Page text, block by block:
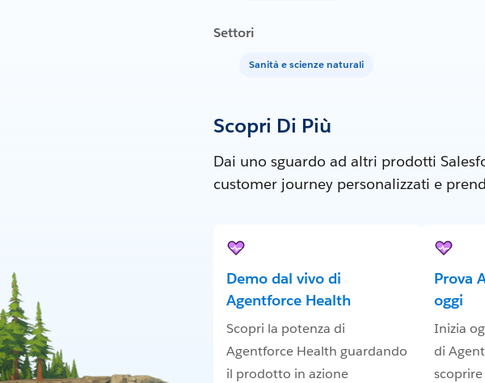
Settori
Sanità e scienze naturali
Scopri Di Più
Dai uno sguardo ad altri prodotti
customer journey personalizzati e
Demo dal vivo di
Agentforce Health
Scopri la potenza di
Agentforce Health guardando
il prodotto in azione
Prova
oggi
Inizia
di